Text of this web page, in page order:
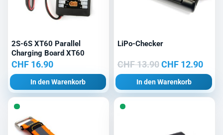
2S-6S XT60 Parallel
Charging Board XT60
CHF 16.90
In den Warenkorb
LiPo-Checker
CHF13.90 Ursprünglicher
Preis
war:
CHF12.90
ist:
In den Warenkorb